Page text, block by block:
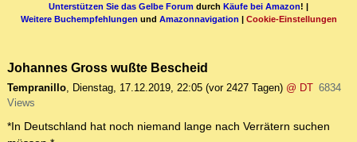
Unterstützen Sie das Gelbe Forum durch Käufe bei Amazon! |
Weitere Buchempfehlungen und Amazonnavigation | Cookie-Einstellungen
Johannes Gross wußte Bescheid
Tempranillo, Dienstag, 17.12.2019, 22:05 (vor 2427 Tagen) @ DT 6834
Views
*In Deutschland hat noch niemand lange nach Verrätern suchen